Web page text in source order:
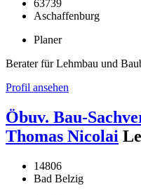
63739
Aschaffenburg
Planer
Berater für Lehmbau und
Profil ansehen
Öbuv. Bau-
Thomas Nicolai
14806
Bad Belzig